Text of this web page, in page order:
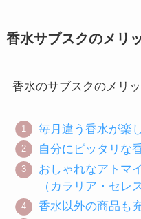
香水サブスクのメリ
香水のサブスクのメリ
毎月違う香水が楽
自分にピッタリな
おしゃれなアトマ
（カラリア・セレス
香水以外の商品も